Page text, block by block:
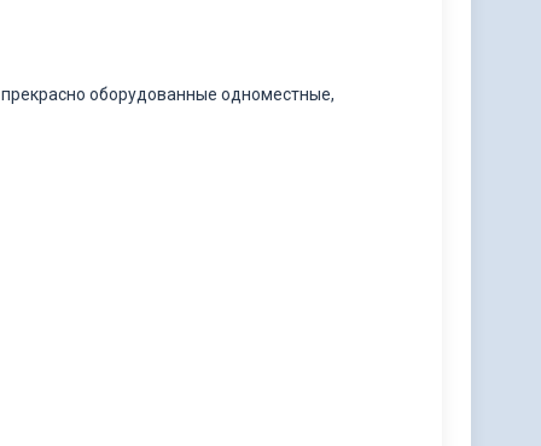
оборудованные одноместные,